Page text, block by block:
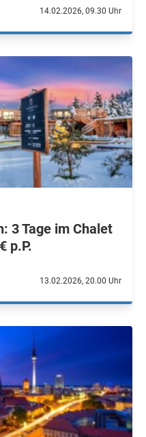
14.02.2026, 09.30 Uhr
3 Tage im Chalet
p.P.
13.02.2026, 20.00 Uhr